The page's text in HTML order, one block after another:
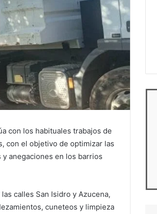
con los habituales trabajos de
con el objetivo de optimizar las
anegaciones en los barrios
calles San Isidro y Azucena,
cuneteos y limpieza